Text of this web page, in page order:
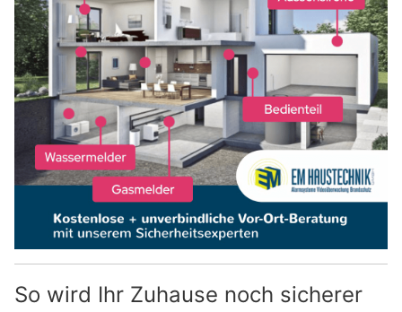
So wird Ihr Zuhause noch sicherer